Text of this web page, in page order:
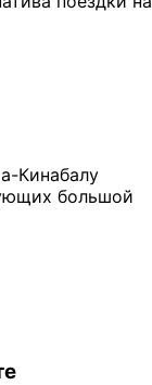
Кинабалу
большой